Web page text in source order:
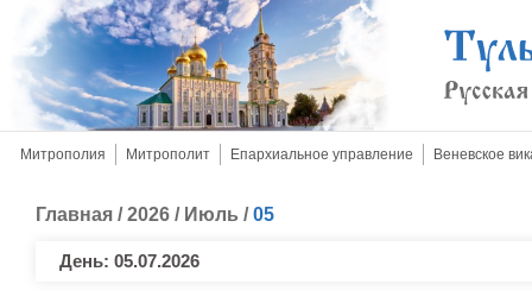
Митрополия Митрополит Епархиальное управление Веневское
Главная /2026 / Июль /05
День: 05.07.2026